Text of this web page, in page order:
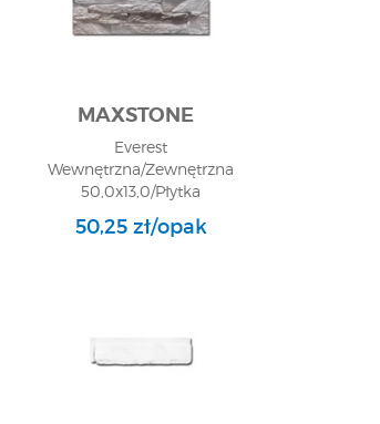
MAXSTONE
Everest
Wewnętrzna/Zewnętrzna
50,0x13,0/Płytka
Elewacyjna/GAT 1
50,25 zł/opak